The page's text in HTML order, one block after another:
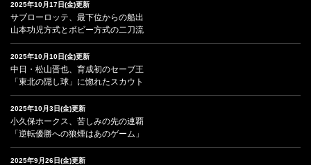
2025年10月17日(金)更新
サブローロッテ、最下位からの船出
山本功児方式とボビー方式の二刀流
2025年10月10日(金)更新
中日・松山晋也、育成初のセーブ王
「東北の隠し球」に惚れたスカウト
2025年10月3日(金)更新
小久保ホークス、苦しみの先の連覇
「逆転優勝への狼煙はあのゲーム」
2025年9月26日(金)更新